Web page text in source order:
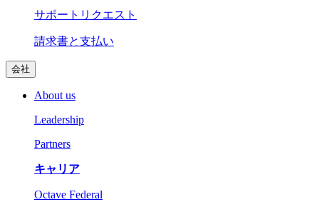
サポートリクエスト
請求書と支払い
会社
About us
Leadership
Partners
キャリア
Octave Federal